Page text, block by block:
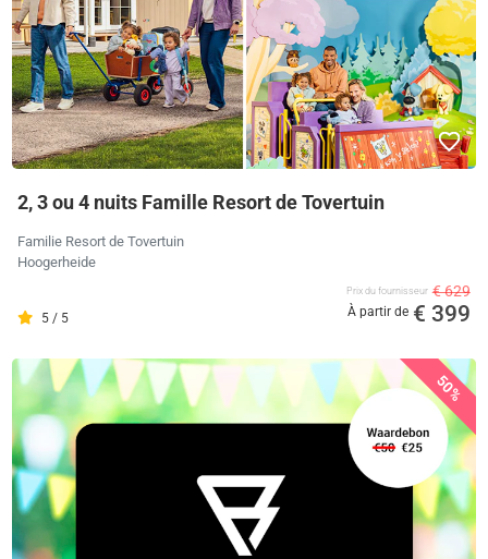
2, 3 ou 4 nuits Famille Resort de Tovertuin
Familie Resort de Tovertuin
Hoogerheide
5 / 5
Prix ​​du fournisseur € 629
À partir de € 399
50%